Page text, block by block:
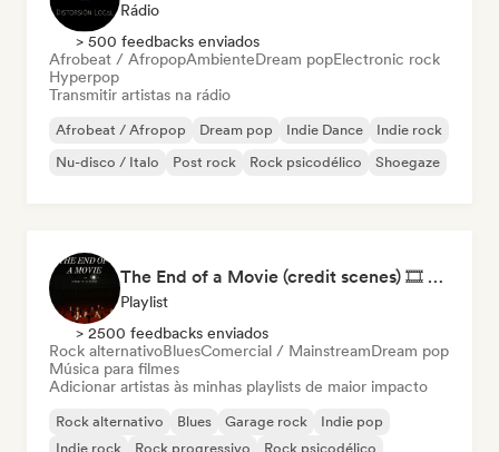
Rádio
> 500 feedbacks enviados
Afrobeat / AfropopAmbienteDream popElectronic rock
Hyperpop
Transmitir artistas na rádio
Afrobeat / Afropop Dream pop Indie Dance
Indie rock
Nu-disco / Italo
Post rock Rock psicodélico Shoegaze
The End of a Movie (credit scenes) 🎞️ Cinematic Dream Pop & Bedroom Indie
Playlist
> 2500 feedbacks enviados
Rock alternativoBluesComercial / MainstreamDream pop
Música para filmes
Adicionar artistas às minhas playlists de maior impacto
Rock alternativo Blues Garage rock
Indie pop
Indie rock
Rock progressivo Rock psicodélico